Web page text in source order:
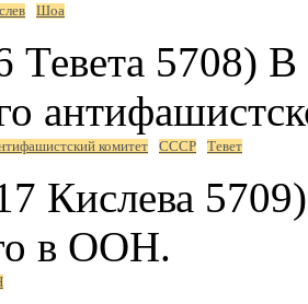
Шоа
5708)
комитет СССР Тевет
Кислева
в ООН.